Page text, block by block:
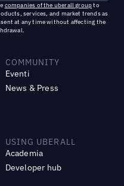
companies of the uberall groupto
services, and market trends as
at any time without affecting the
COMMUNITY
Eventi
News & Press
USING UBERALL
Academia
Developer hub